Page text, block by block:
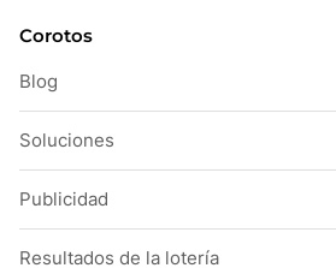
Corotos
Blog
Soluciones
Publicidad
Resultados de la lotería